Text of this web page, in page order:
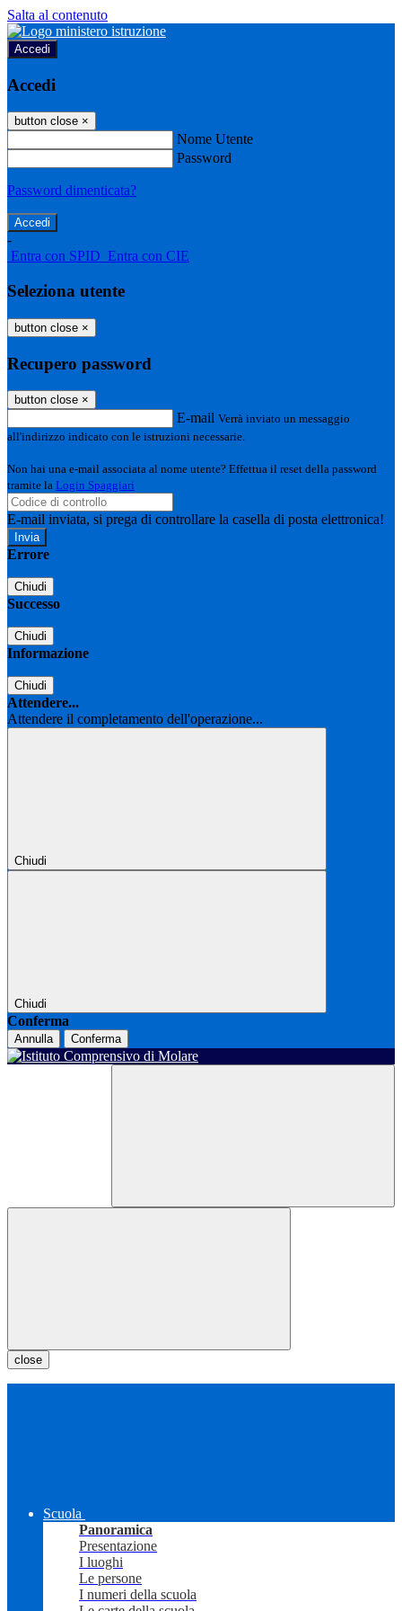
Salta al contenuto
Accedi
Accedi
button close ×
Nome Utente
Password
Password dimenticata?
-
Entra con SPID Entra con CIE
Seleziona utente
button close ×
Recupero password
button close ×
E-mail Verrà inviato un messaggio
all'indirizzo indicato con le istruzioni necessarie.
Non hai una e-mail associata al nome utente? Effettua il reset della password
tramite la Login Spaggiari
E-mail inviata, si prega di controllare la casella di posta elettronica!
Errore
Chiudi
Successo
Chiudi
Informazione
Chiudi
Attendere...
Attendere il completamento dell'operazione...
Chiudi
Chiudi
Conferma
Annulla Conferma
close
Scuola
Panoramica
Presentazione
I luoghi
Le persone
I numeri della scuola